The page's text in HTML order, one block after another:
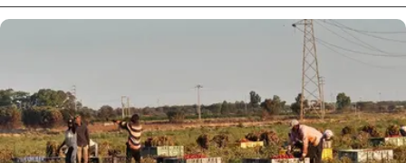
D'Aosta
Storico
1955-
2014